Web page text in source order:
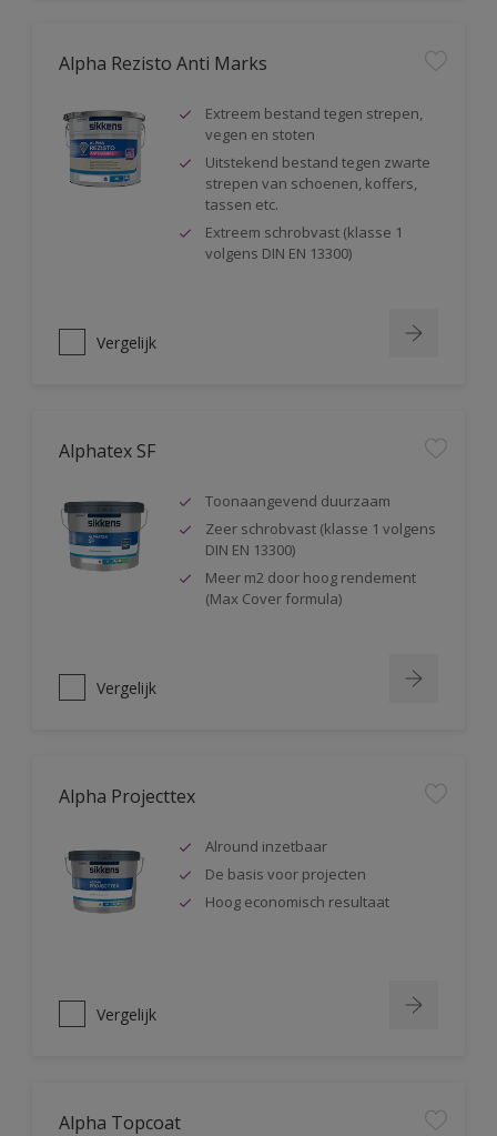
Alpha Rezisto Anti Marks
Extreem bestand tegen strepen,
vegen en stoten
Uitstekend bestand tegen zwarte
strepen van schoenen, koffers,
tassen etc.
Extreem schrobvast (klasse 1
volgens DIN EN 13300)
Vergelijk
Alphatex SF
Toonaangevend duurzaam
Zeer schrobvast (klasse 1 volgens
DIN EN 13300)
Meer m2 door hoog rendement
(Max Cover formula)
Vergelijk
Alpha Projecttex
Alround inzetbaar
De basis voor projecten
Hoog economisch resultaat
Vergelijk
Alpha Topcoat